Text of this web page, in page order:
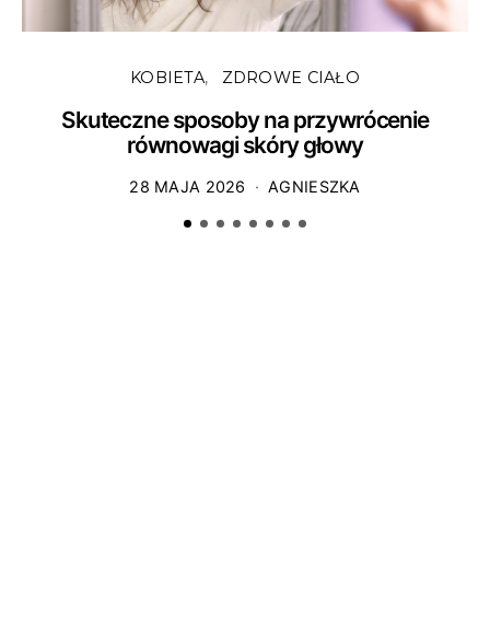
KOBIETA ZDROWE CIAŁO
Skuteczne sposoby na przywrócenie
równowagi skóry głowy
28 MAJA 2026 AGNIESZKA